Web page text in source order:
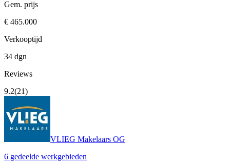
Gem. prijs
€ 465.000
Verkooptijd
34 dgn
Reviews
9.2(21)
VLIEG Makelaars OG
6 gedeelde werkgebieden